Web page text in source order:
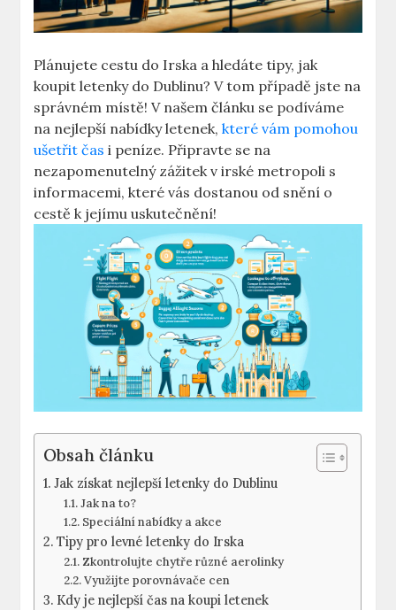
Plánujete cestu do Irska a hledáte tipy, jak
koupit letenky do Dublinu? V tom případě jste na
správném místě! V našem článku se podíváme
na nejlepší nabídky letenek,které vám pomohou
ušetřit čas i peníze. Připravte se na
nezapomenutelný zážitek v irské metropoli s
informacemi, které vás dostanou od snění o
cestě k jejímu uskutečnění!
Obsah článku
Jak získat nejlepší letenky do Dublinu
Jak na to?
Speciální nabídky a akce
Tipy pro levné letenky do Irska
Zkontrolujte chytře různé aerolinky
Využijte porovnávače cen
Kdy je nejlepší čas na koupi letenek